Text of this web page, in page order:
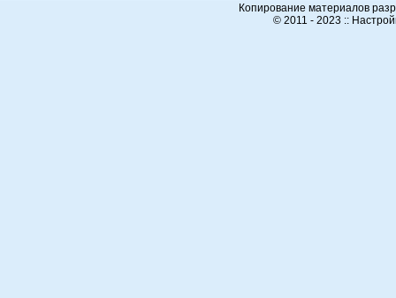
Копирование материалов
© 2011 - 2023 ::